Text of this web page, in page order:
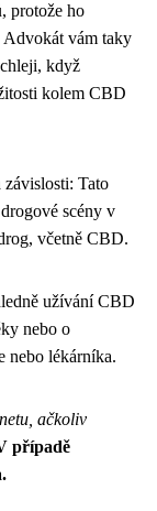
protože ho
Advokát vám taky
když
kolem CBD
Tato
scény v
včetně CBD.
užívání CBD
nebo o
nebo lékárníka.
ačkoliv
případě